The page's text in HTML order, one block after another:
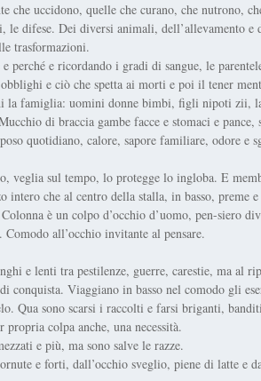
che uccidono, quelle che curano, che nutrono,
le difese. Dei diversi animali, dell’allevamento e
trasformazioni.
perché e ricordando i gradi di sangue, le
e ciò che spetta ai morti e poi il tener
la famiglia: uomini donne bimbi, figli nipoti zii,
di braccia gambe facce e stomaci e
quotidiano, calore, sapore familiare, odore e
veglia sul tempo, lo protegge lo ingloba. E
intero che al centro della stalla, in basso, preme
è un colpo d’occhio d’uomo, pen-siero
Comodo all’occhio invitante al pensare.
e lenti tra pestilenze, guerre, carestie, ma al
conquista. Viaggiano in basso nel comodo gli
Qua sono scarsi i raccolti e farsi briganti,
colpa anche, una necessità.
e più, ma sono salve le razze.
e forti, dall’occhio sveglio, piene di latte e